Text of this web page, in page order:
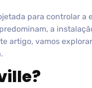
para controlar a
a
artigo, vamos